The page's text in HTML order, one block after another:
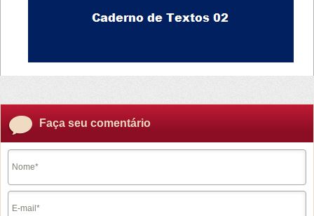
Faça seu comentário